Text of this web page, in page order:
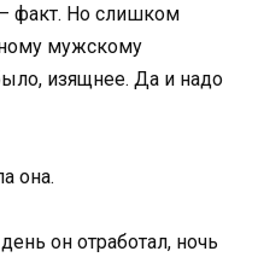
– факт. Но слишком
мужскому
изящнее. Да и надо
она.
он отработал, ночь